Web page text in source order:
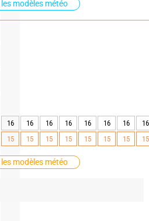
modèles météo
modèles météo
16 16 16 16 16 16 16
16
15
15 15 15 15 15 15 15